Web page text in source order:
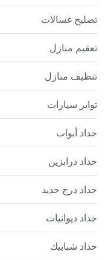
تصليح غسالات
تعقيم منازل
تنظيف منازل
تواير سيارات
حداد أبواب
حداد درابزين
حداد درج حديد
حداد ديوانيات
حداد شبابيك